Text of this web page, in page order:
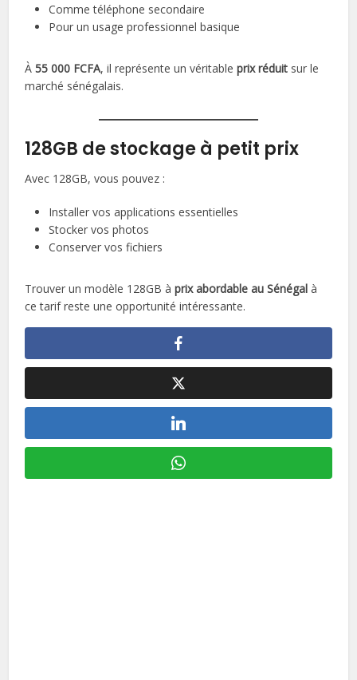
Comme téléphone secondaire
Pour un usage professionnel basique
À55 000 FCFA, il représente un véritableprix réduit sur le
marché sénégalais.
128GB de stockage à petit prix
Avec 128GB, vous pouvez :
Installer vos applications essentielles
Stocker vos photos
Conserver vos fichiers
Trouver un modèle 128GB àprix abordable au Sénégal à
ce tarif reste une opportunité intéressante.